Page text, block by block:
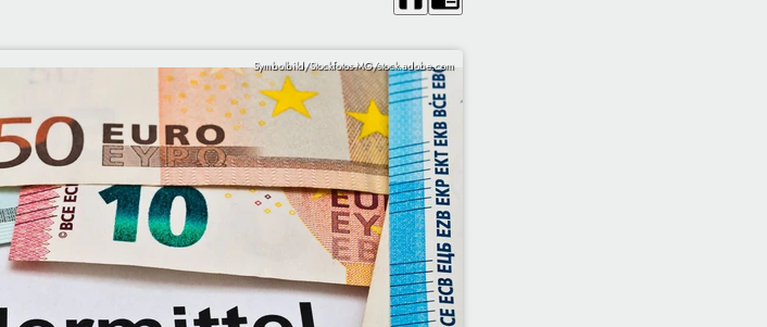
Symbolbild/Stockfotos-MG/stock.adobe.com